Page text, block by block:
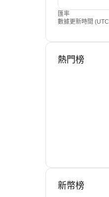
匯率
數據更新時間
熱門榜
新幣榜